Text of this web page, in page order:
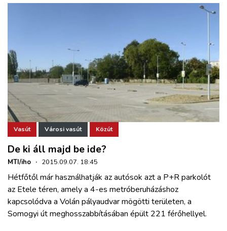
Vasút Városi vasút Közút
De ki áll majd be ide?
MTI/iho · 2015.09.07. 18:45
Hétfőtől már használhatják az autósok azt a P+R parkolót
az Etele téren, amely a 4-es metróberuházáshoz
kapcsolódva a Volán pályaudvar mögötti területen, a
Somogyi út meghosszabbításában épült 221 férőhellyel.